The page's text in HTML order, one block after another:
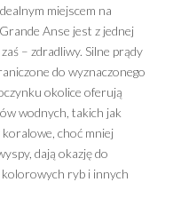
miejscem na
Anse jest z jednej
– zdradliwy. Silne prądy
do wyznaczonego
okolice oferują
wodnych, takich jak
choć mniej
dają okazję do
kolorowych ryb i innych